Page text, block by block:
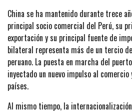
China se ha mantenido durante trece
principal socio comercial del Perú, su
exportación y su principal fuente de
bilateral representa más de un tercio
peruano. La puesta en marcha del
inyectado un nuevo impulso al
países.
Al mismo tiempo, la